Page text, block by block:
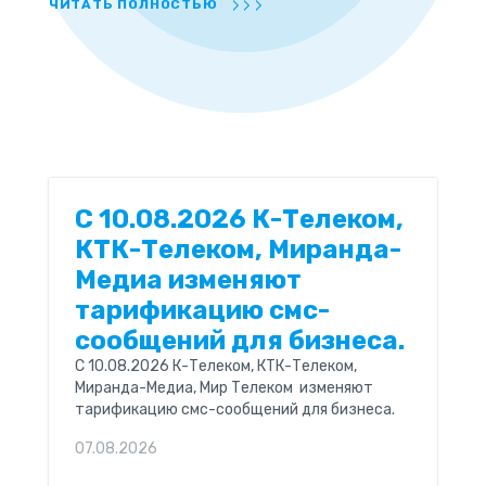
C 10.08.2026 К-Телеком,
КТК-Телеком, Миранда-
Медиа изменяют
тарификацию смс-
сообщений для бизнеса.
C 10.08.2026 К-Телеком, КТК-Телеком,
Миранда-Медиа, Мир Телеком изменяют
тарификацию смс-сообщений для бизнеса.
смс-сообщений можно ознакомиться в
07.08.2026
ЧИТАТЬ ПОЛНОСТЬЮ